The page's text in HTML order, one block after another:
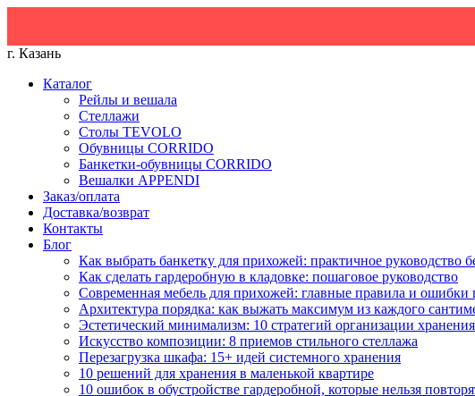
г. Казань
Каталог
Рейлы и вешала
Стеллажи
Столы TEVOLO
Обувницы CORRIDO
Банкетки-обувницы CORRIDO
Вешалки APPENDI
Заказ/оплата
Доставка/возврат
Контакты
Блог
Как выбрать банкетку для прихожей: практичное руководство
Как сделать гардеробную в кладовке: пошаговое руководство
Современная мебель для прихожей: главные правила и ошибки
Архитектура порядка: как выжать максимум из каждого
Эстетический минимализм: 10 стратегий организации
Искусство композиции: 8 приемов стильного стеллажа
Перезагрузка шкафа: 15+ идей системного хранения
10 решений для хранения в маленькой квартире
10 ошибок в обустройстве гардеробной, которые нельзя